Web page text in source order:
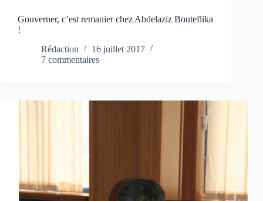
Gouverner, c’est remanier chez Abdelaziz Bouteflika
!
Rédaction
16 juillet 2017
7 commentaires